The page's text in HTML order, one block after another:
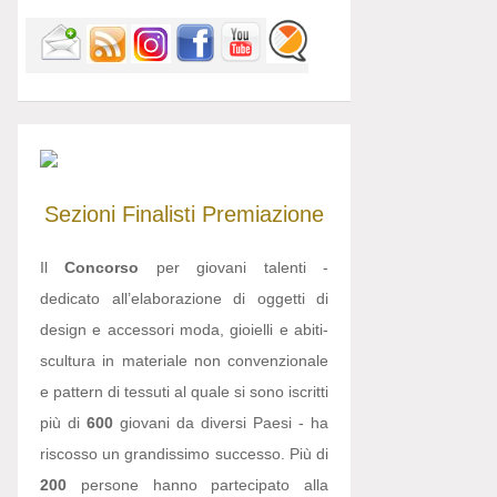
Sezioni Finalisti Premiazione
IlConcorso per giovani talenti -
dedicato all’elaborazione di oggetti di
design e accessori moda, gioielli e abiti-
scultura in materiale non convenzionale
e pattern di tessuti al quale si sono iscritti
più di 600 giovani da diversi Paesi - ha
riscosso un grandissimo successo. Più di
200 persone hanno partecipato alla